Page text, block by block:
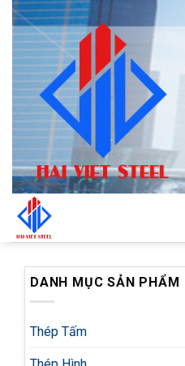
Bỏ
qua
nội
dung
DANH MỤC SẢN PHẨM
Thép Tấm